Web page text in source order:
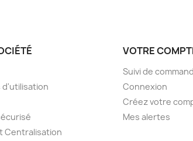
Centralisation
VOTRE
Suivi de
Connexion
Créez votre
Mes alertes